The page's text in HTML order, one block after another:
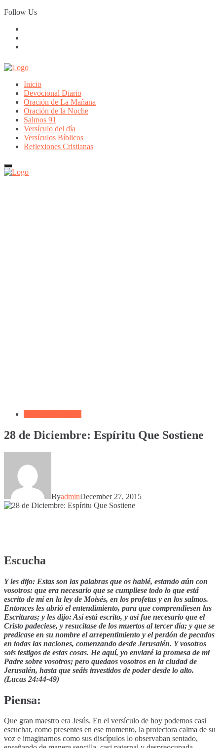
Skip
to
Follow Us
Inicio
Devocional Diario
Oración de La Mañana
Oración de la Noche
Salmos 91
Versículo del día
Versículos Bíblicos
Reflexiones Cristianas
28 de Diciembre: Espíritu Que Sostiene
ByadminDecember 27, 2015
Escucha
Y les dijo: Estas son las palabras que os hablé, estando aún con
vosotros: que era necesario que se cumpliese todo lo que está
escrito de mí en la ley de Moisés, en los profetas y en los salmos.
Entonces les abrió el entendimiento, para que comprendiesen las
Escrituras; y les dijo: Así está escrito, y así fue necesario que el
Cristo padeciese, y resucitase de los muertos al tercer día; y que se
predicase en su nombre el arrepentimiento y el perdón de pecados
en todas las naciones, comenzando desde Jerusalén. Y vosotros
sois testigos de estas cosas. He aquí, yo enviaré la promesa de mi
Padre sobre vosotros; pero quedaos vosotros en la ciudad de
Jerusalén, hasta que seáis investidos de poder desde lo alto.
(Lucas 24:44-49)
Piensa:
Que gran maestro era Jesús. En el versículo de hoy podemos casi
escuchar, como presentes en ese momento, la protectora calma de su
voz e imaginarnos como sus discípulos lo observaban sentado,